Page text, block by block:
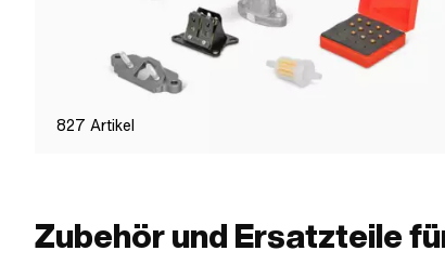
827 Artikel
Zubehör und Ersatzteile